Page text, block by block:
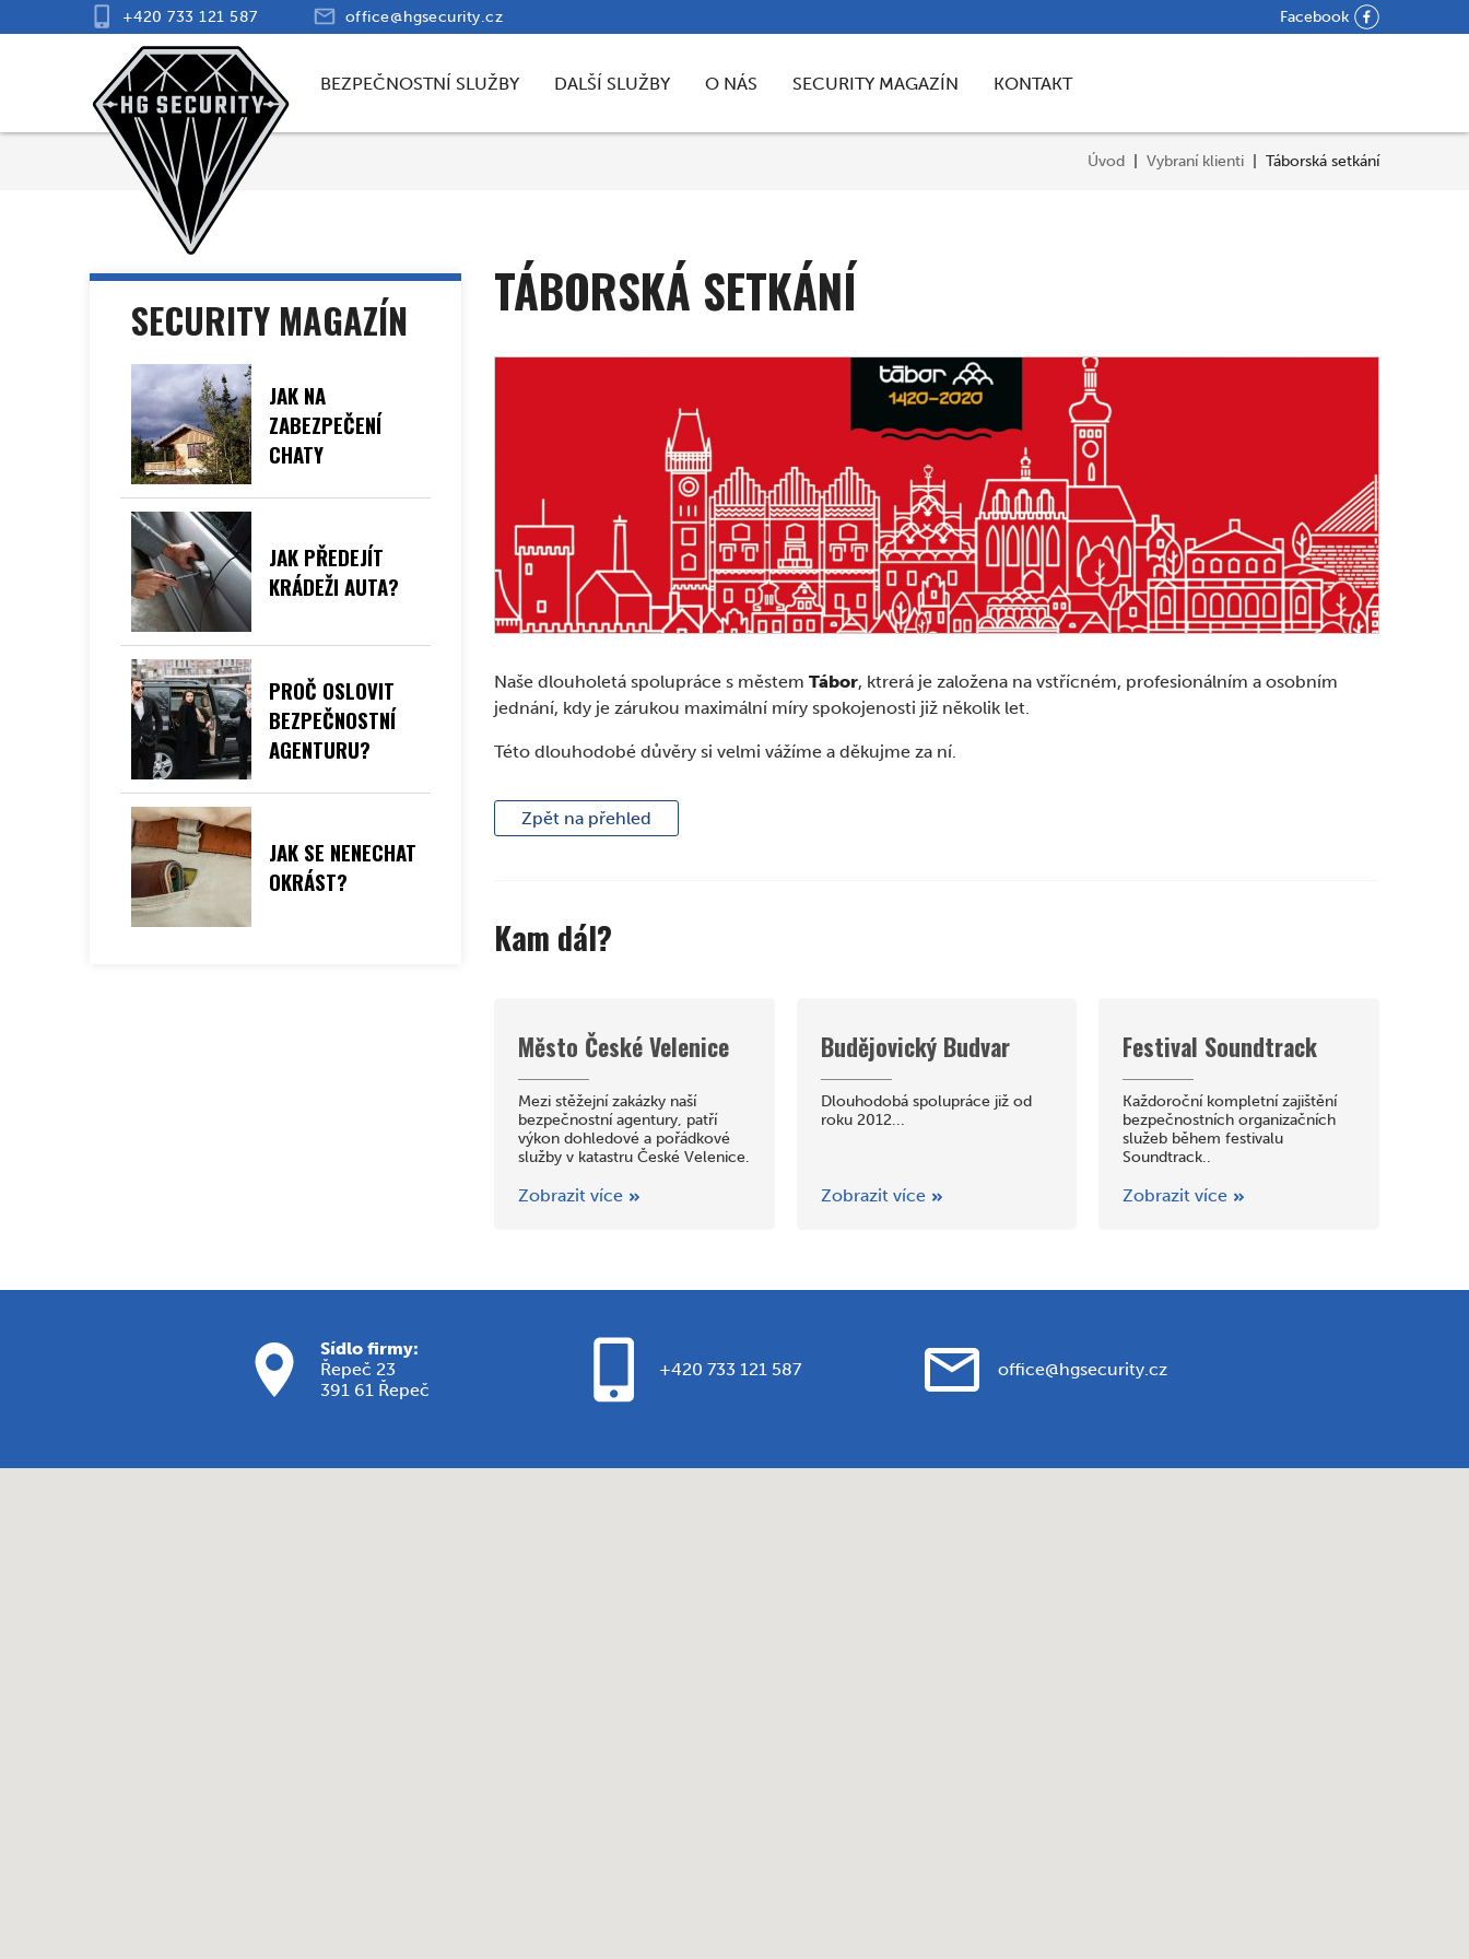
+420 733 121 587 office@hgsecurity.cz Facebook
BEZPEČNOSTNÍ SLUŽBY DALŠÍ SLUŽBY O NÁS SECURITY MAGAZÍN KONTAKT
Úvod Vybraní klienti Táborská setkání
SECURITY MAGAZÍN
JAK NA
ZABEZPEČENÍ
CHATY
JAK PŘEDEJÍT
KRÁDEŽI AUTA?
PROČ OSLOVIT
BEZPEČNOSTNÍ
AGENTURU?
JAK SE NENECHAT
OKRÁST?
TÁBORSKÁ SETKÁNÍ
Naše dlouholetá spolupráce s městemTábor, ktrerá je založena na vstřícném, profesionálním a osobním
jednání, kdy je zárukou maximální míry spokojenosti již několik let.
Této dlouhodobé důvěry si velmi vážíme a děkujme za ní.
Zpět na přehled
Kam dál?
Město České Velenice
Mezi stěžejní zakázky naší
bezpečnostní agentury, patří
výkon dohledové a pořádkové
služby v katastru České Velenice.
Zobrazit více
Budějovický Budvar
Dlouhodobá spolupráce již od
roku 2012...
Zobrazit více
Festival Soundtrack
Každoroční kompletní zajištění
bezpečnostních organizačních
služeb během festivalu
Soundtrack..
Zobrazit více
Sídlo firmy:
Řepeč 23
391 61 Řepeč
+420 733 121 587 office@hgsecurity.cz